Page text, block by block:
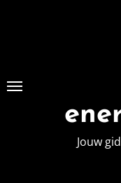
Jouw